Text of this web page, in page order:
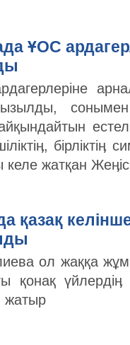
ҰОС
жатқан Жеӊіс
қазақ
ол жаққа
үйлердіӊ
жатыр